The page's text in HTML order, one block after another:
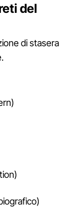
del
di stasera